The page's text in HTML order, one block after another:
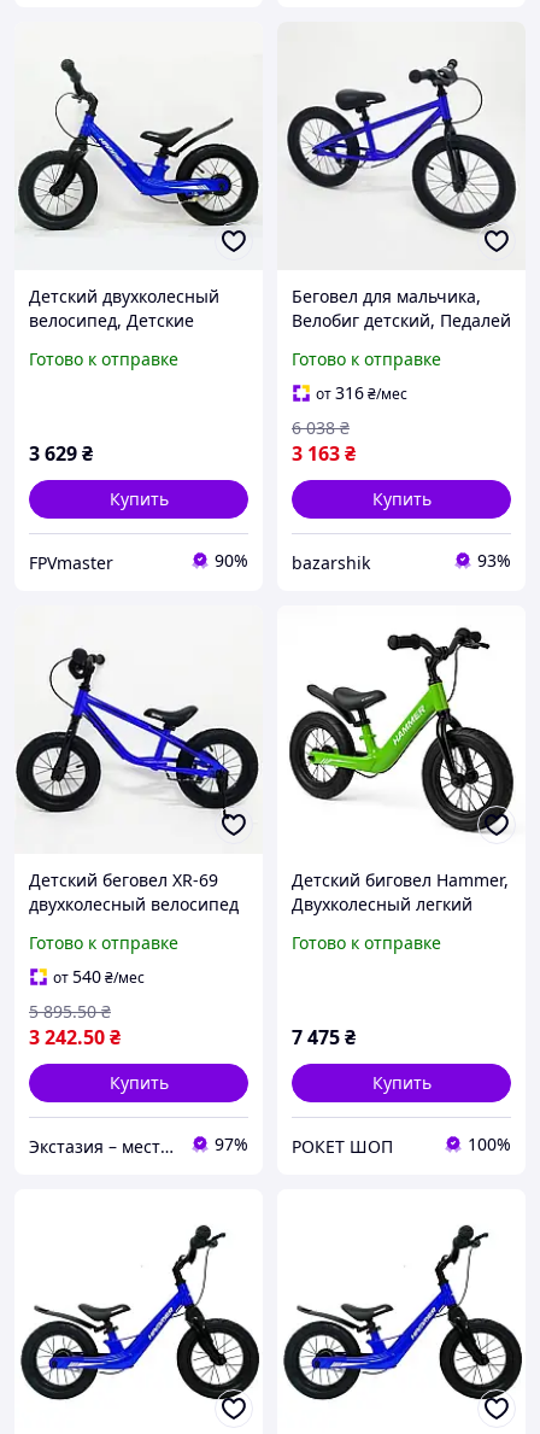
Детский двухколесный
велосипед, Детские
Двухколесный велосипед
Готово к отправке
3 629₴
Купить
FPVmaster 90%
Беговел для мальчика,
Велобиг детский, Педалей
Детские велосипеды без
педалей HU-30
Готово к отправке
от316₴/мес
3 163₴
6 038 ₴
Купить
bazarshik 93%
Детский беговел XR-69
двухколесный велосипед
для малышей детский
транспорт для прогулок
ext1
Готово к отправке
от540₴/мес
3 242.50₴
5 895.50 ₴
Купить
Экстазия – место, где рождаются наслаждения 97%
Детский биговел Hammer,
Двухколесный легкий
двухколесный велосипед
Готово к отправке
7 475₴
Купить
РОКЕТ ШОП 100%